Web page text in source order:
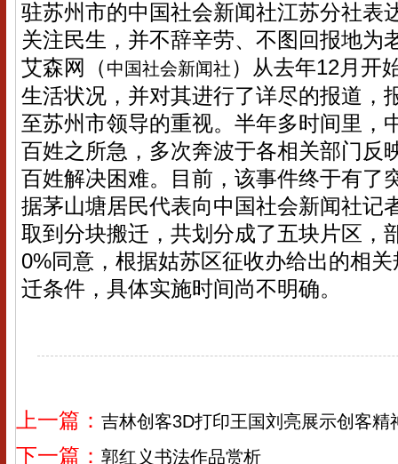
驻苏州市的中国社会新闻社江苏分社表
关注民生，并不辞辛劳、不图回报地为
艾森网（中国社会新闻社）从去年12月开
生活状况，并对其进行了详尽的报道，
至苏州市领导的重视。半年多时间里，
百姓之所急，多次奔波于各相关部门反
百姓解决困难。目前，该事件终于有了
据茅山塘居民代表向中国社会新闻社记
取到分块搬迁，共划分成了五块片区，
0%同意，根据姑苏区征收办给出的相
迁条件，具体实施时间尚不明确。
上一篇： 吉林创客3D打印王国刘亮展示创客精
下一篇： 郭红义书法作品赏析